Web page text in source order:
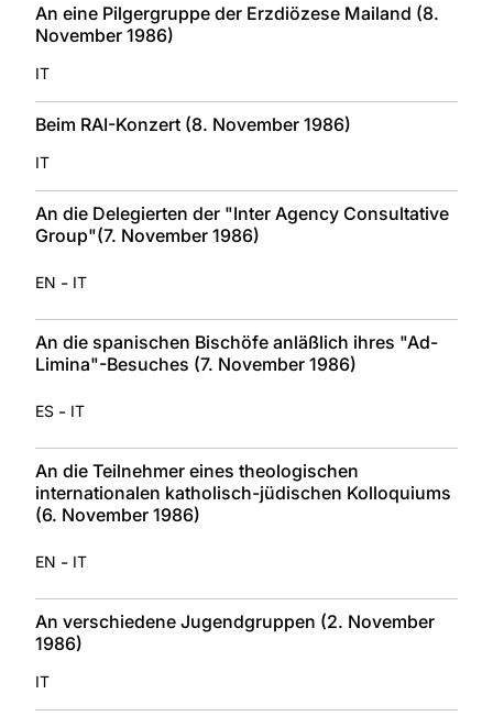
An eine Pilgergruppe der Erzdiözese Mailand (8.
November 1986)
IT
Beim RAI-Konzert (8. November 1986)
IT
An die Delegierten der "Inter Agency Consultative
Group"(7. November 1986)
EN - IT
An die spanischen Bischöfe anläßlich ihres "Ad-
Limina"-Besuches (7. November 1986)
ES - IT
An die Teilnehmer eines theologischen
internationalen katholisch-jüdischen Kolloquiums
(6. November 1986)
EN - IT
An verschiedene Jugendgruppen (2. November
1986)
IT